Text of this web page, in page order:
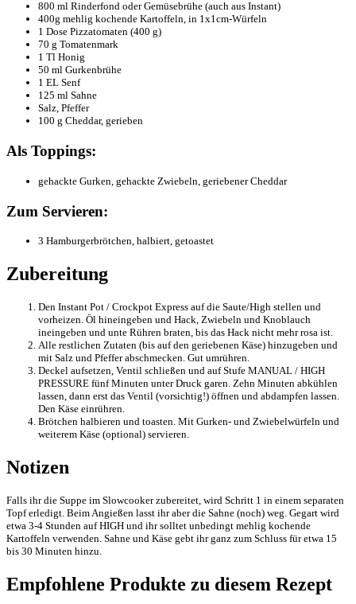
800 ml Rinderfond oder Gemüsebrühe (auch aus Instant)
400g mehlig kochende Kartoffeln, in 1x1cm-Würfeln
1 Dose Pizzatomaten (400 g)
70 g Tomatenmark
1 Tl Honig
50 ml Gurkenbrühe
1 EL Senf
125 ml Sahne
Salz, Pfeffer
100 g Cheddar, gerieben
Als Toppings:
gehackte Gurken, gehackte Zwiebeln, geriebener Cheddar
Zum Servieren:
3 Hamburgerbrötchen, halbiert, getoastet
Zubereitung
Den Instant Pot / Crockpot Express auf die Saute/High stellen und
vorheizen. Öl hineingeben und Hack, Zwiebeln und Knoblauch
ineingeben und unte Rühren braten, bis das Hack nicht mehr rosa ist.
Alle restlichen Zutaten (bis auf den geriebenen Käse) hinzugeben und
mit Salz und Pfeffer abschmecken. Gut umrühren.
Deckel aufsetzen, Ventil schließen und auf Stufe MANUAL / HIGH
PRESSURE fünf Minuten unter Druck garen. Zehn Minuten abkühlen
lassen, dann erst das Ventil (vorsichtig!) öffnen und abdampfen lassen.
Den Käse einrühren.
Brötchen halbieren und toasten. Mit Gurken- und Zwiebelwürfeln und
weiterem Käse (optional) servieren.
Notizen
Falls ihr die Suppe im Slowcooker zubereitet, wird Schritt 1 in einem separaten
Topf erledigt. Beim Angießen lasst ihr aber die Sahne (noch) weg. Gegart wird
etwa 3-4 Stunden auf HIGH und ihr solltet unbedingt mehlig kochende
Kartoffeln verwenden. Sahne und Käse gebt ihr ganz zum Schluss für etwa 15
bis 30 Minuten hinzu.
Empfohlene Produkte zu diesem Rezept